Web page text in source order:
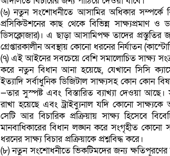
(৬) নতুন সংশোধনীতে আসামির অধিকার সম্পর্কে
প্রসিকিউশনের কাছ থেকে বিভিন্ন সাক্ষ্যপ্রমাণ ও
ডিসক্লোজার)। এ ছাড়া আসামিপক্ষ তাদের
গ্রেপ্তারকালীন অবস্থায় কোনো ধরনের নির্যাতন
(৭) এই আইনের সবচেয়ে বেশি সমালোচিত সাক্ষ্য
করে নতুন বিধান আনা হয়েছে, যেখানে সিসি
ইত্যাদি সর্বাধুনিক ডিজিটাল সাক্ষ্যসহ কোন কোন
—তার সুস্পষ্ট এবং বিস্তারিত ব্যাখ্যা দেওয়া আছে।
রাখা হয়েছে এবং ট্রাইব্যুনাল যদি কোনো সাক্ষ্যকে
সেটি আর বিচারিক প্রক্রিয়ায় সাক্ষ্য হিসেবে
মানবাধিকারের বিধান লঙ্ঘন করে সংগৃহীত কোনো
ধরনের সাক্ষ্য বিচার প্রক্রিয়াকে প্রশ্নবিদ্ধ করে।
(৮) নতুন সংশোধনীতে ভিকটিমদের জন্য ক্ষতিপূরণের